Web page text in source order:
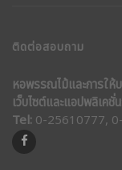
ติดต่อสอบถาม
หอพรรณไม้และการให้
เว็บไซต์และแอปพลิเคชั่
Tel: 0-25610777,